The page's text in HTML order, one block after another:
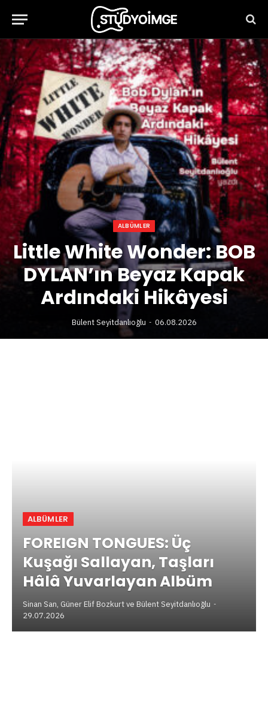
ALBÜMLER
Little White Wonder: BOB
DYLAN’ın Beyaz Kapak
Ardındaki Hikâyesi
Bülent Seyitdanlıoğlu 06.08.2026
ALBÜMLER
FOREIGN TONGUES: Üç
Kuşağı Sallayan, Taşları
Hâlâ Yuvarlayan Albüm
Sinan San, Güner Elif Bozkurtve Bülent Seyitdanlıoğlu
29.07.2026